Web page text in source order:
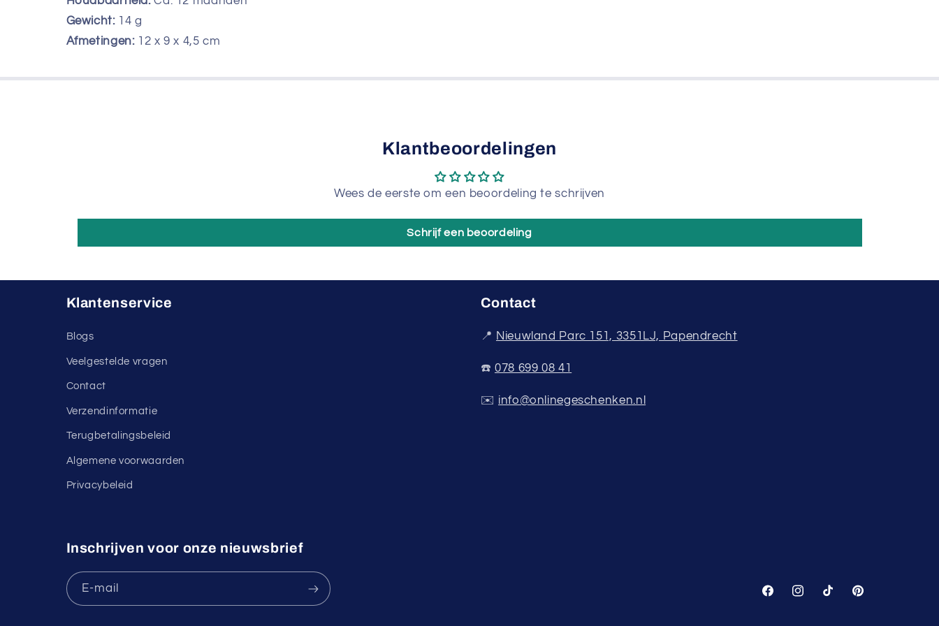
Gewicht: 14g
Afmetingen: 12 x 9 x 4,5 cm
Klantbeoordelingen
Wees de eerste om een beoordeling te schrijven
Schrijf een beoordeling
Klantenservice
Blogs
Veelgestelde vragen
Contact
Verzendinformatie
Terugbetalingsbeleid
Algemene voorwaarden
Privacybeleid
Contact
📍 Nieuwland Parc 151, 3351LJ, Papendrecht
☎️078 699 08 41
✉️ info@onlinegeschenken.nl
Inschrijven voor onze nieuwsbrief
E‑mail
FacebookInstagram
TikTok Pinterest